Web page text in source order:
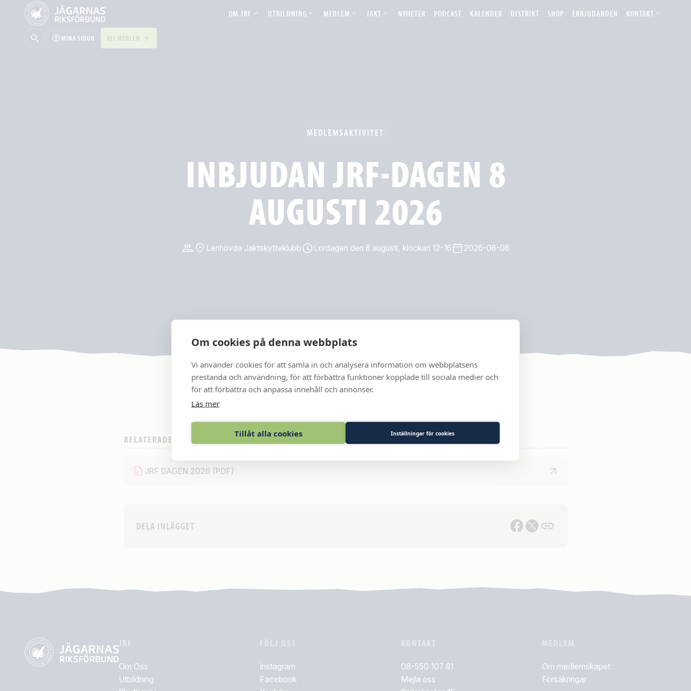
Om cookies på denna webbplats
Vi använder cookies för att samla in och analysera information om webbplatsens
prestanda och användning, för att förbättra funktioner kopplade till sociala medier och
för att förbättra och anpassa innehåll och annonser.
Läs mer
Tillåt alla cookies Inställningar för cookies
OM JRF UTBILDNING MEDLEM JAKT NYHETER PODCAST KALENDER DISTRIKT SHOP ERBJUDANDEN KONTAKT
MINA SIDOR BLI MEDLEM
MEDLEMSAKTIVITET
INBJUDAN JRF-DAGEN 8
AUGUSTI 2026
Lenhovda Jaktskytteklubb Lördagen den 8 augusti, klockan 12-16 2026-08-08
RELATERADE DOKUMENT
JRF DAGEN 2026 (PDF)
DELA INLÄGGET
Om Oss
Utbildning
Instagram
Facebook
08-550 107 81
Mejla oss
Om medlemskapet
Försäkringar